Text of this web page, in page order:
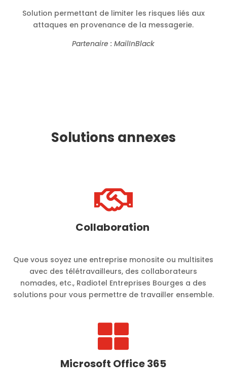
Solution permettant de limiter les risques liés aux
attaques en provenance de la messagerie.
Partenaire : MailInBlack
Solutions annexes

Collaboration
Que vous soyez une entreprise monosite ou multisites
avec des télétravailleurs, des collaborateurs
nomades, etc., Radiotel Entreprises Bourges a des
solutions pour vous permettre de travailler ensemble.

Microsoft Office 365